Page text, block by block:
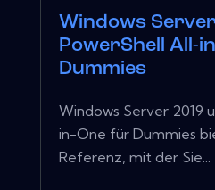
Windows
PowerShell All-
Dummies
Windows Server 2019
in-One für Dummies
Referenz, mit der Sie...